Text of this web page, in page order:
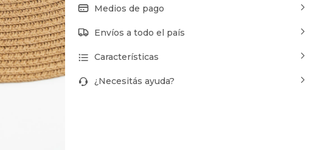
Medios de pago
Envíos a todo el país
Características
¿Necesitás ayuda?